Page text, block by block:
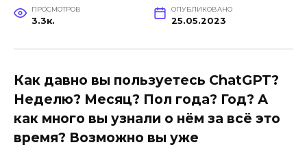
ПРОСМОТРОВ
3.3к.
ОПУБЛИКОВАНО
25.05.2023
Как давно вы пользуетесь ChatGPT?
Неделю? Месяц? Пол года? Год? А
как много вы узнали о нём за всё это
время? Возможно вы уже